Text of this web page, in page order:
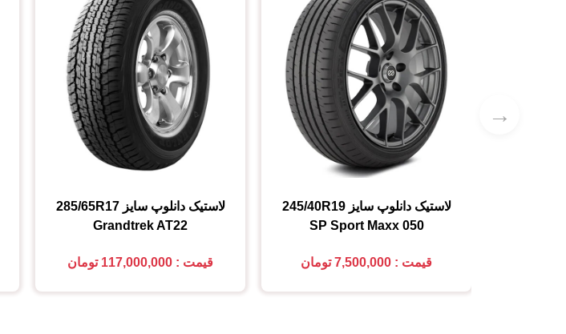
→
لاستیک دانلوپسایز245/40R19
SP Sport Maxx 050
قیمت : 7,500,000 تومان
لاستیک دانلوپسایز285/65R17
Grandtrek AT22
قیمت : 117,000,000 تومان